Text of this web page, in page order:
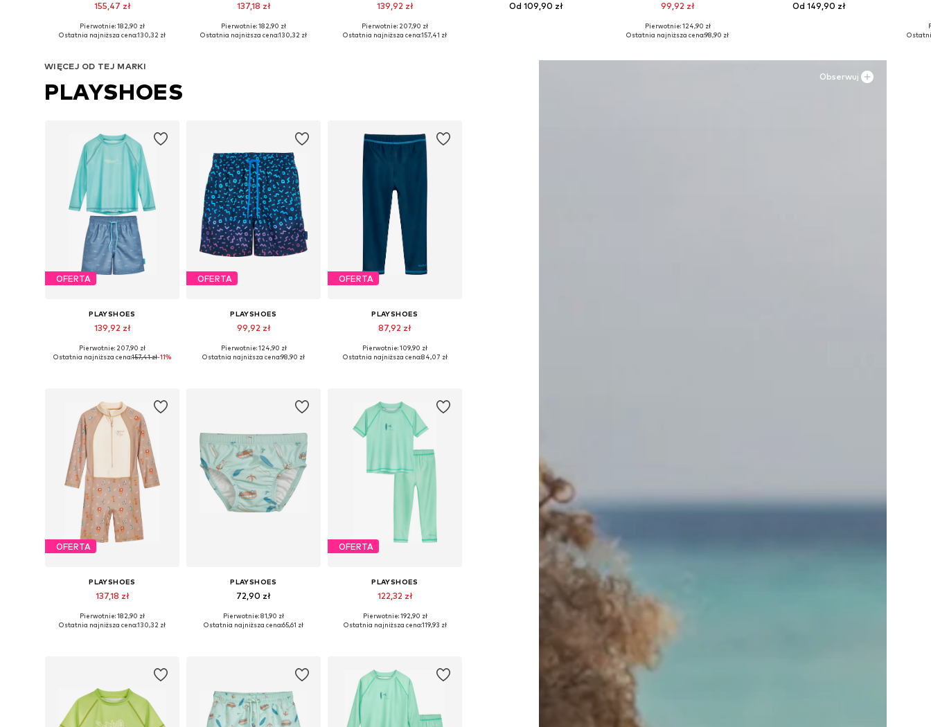
155,47 zł
Pierwotnie: 182,90 zł
Ostatnia najniższa cena:130,32 zł
137,18 zł
Pierwotnie: 182,90 zł
Ostatnia najniższa cena:130,32 zł
139,92 zł
Pierwotnie: 207,90 zł
Ostatnia najniższa cena:157,41 zł
Od 109,90 zł 99,92 zł
Dostępne w różnych rozmiarach
Pierwotnie: 124,90 zł
Ostatnia najniższa cena:98,90 zł
Od 149,90 zł
Obserwuj
WIĘCEJ OD TEJ MARKI
PLAYSHOES
OFERTA
PLAYSHOES
139,92 zł
Pierwotnie: 207,90 zł
Ostatnia najniższa cena:157,41 zł-11%
OFERTA
PLAYSHOES
99,92 zł
Dostępne w różnych rozmiarach
Pierwotnie: 124,90 zł
Ostatnia najniższa cena:98,90 zł
OFERTA
PLAYSHOES
87,92 zł
Pierwotnie: 109,90 zł
Ostatnia najniższa cena:84,07 zł
OFERTA
PLAYSHOES
137,18 zł
Pierwotnie: 182,90 zł
Ostatnia najniższa cena:130,32 zł
PLAYSHOES
72,90 zł
Dostępne rozmiary: 74-80, 86-92
Pierwotnie: 81,90 zł
Ostatnia najniższa cena:65,61 zł
OFERTA
PLAYSHOES
122,32 zł
Pierwotnie: 192,90 zł
Ostatnia najniższa cena:119,93 zł